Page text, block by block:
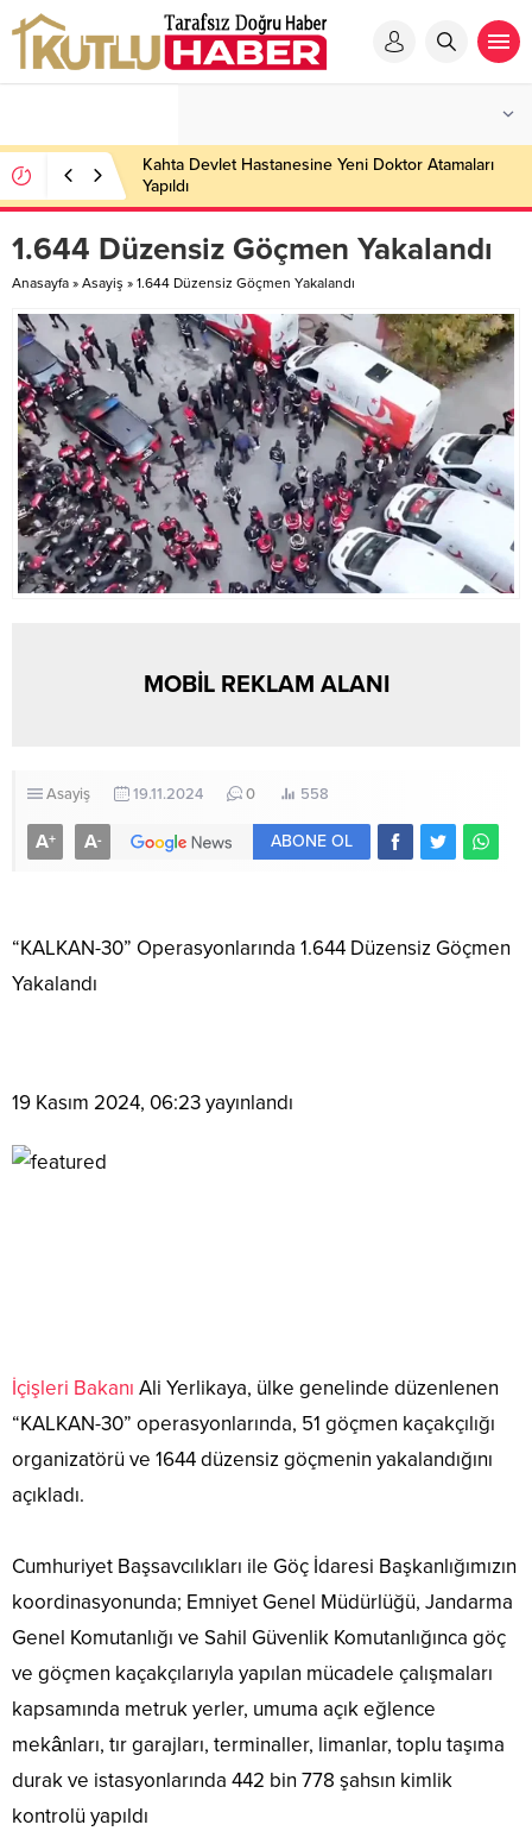
Kahta Devlet Hastanesine Yeni Doktor Atamaları
Yapıldı
1.644 Düzensiz Göçmen Yakalandı
Anasayfa » Asayiş » 1.644 Düzensiz Göçmen Yakalandı
MOBİL REKLAM ALANI
Asayiş 19.11.2024 0 558
A+ A- ABONE OL
“KALKAN-30” Operasyonlarında 1.644 Düzensiz Göçmen
Yakalandı
19 Kasım 2024, 06:23yayınlandı
İçişleri Bakanı Ali Yerlikaya, ülke genelinde düzenlenen
“KALKAN-30” operasyonlarında, 51 göçmen kaçakçılığı
organizatörü ve 1644 düzensiz göçmenin yakalandığını
açıkladı.
Cumhuriyet Başsavcılıkları ile Göç İdaresi Başkanlığımızın
koordinasyonunda; Emniyet Genel Müdürlüğü, Jandarma
Genel Komutanlığı ve Sahil Güvenlik Komutanlığınca göç
ve göçmen kaçakçılarıyla yapılan mücadele çalışmaları
kapsamında metruk yerler, umuma açık eğlence
mekânları, tır garajları, terminaller, limanlar, toplu taşıma
durak ve istasyonlarında 442 bin 778 şahsın kimlik
kontrolü yapıldı